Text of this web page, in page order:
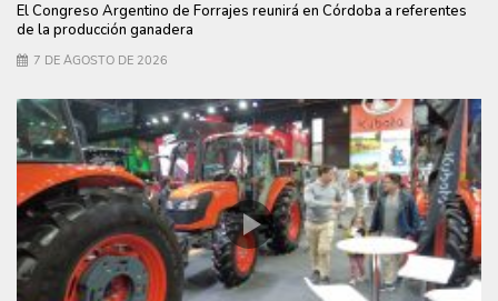
El Congreso Argentino de Forrajes reunirá en Córdoba a referentes
de la producción ganadera
7 DE AGOSTO DE 2026